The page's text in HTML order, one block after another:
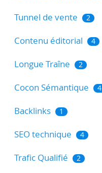
Tunnel de vente 2
Contenu éditorial 4
Longue Traîne 2
Cocon Sémantique 4
Backlinks 1
SEO technique 4
Trafic Qualifié 2